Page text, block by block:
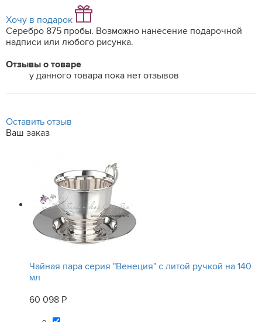
Хочу в подарок
Серебро 875 пробы. Возможно нанесение подарочной
надписи или любого рисунка.
Отзывы о товаре
у данного товара пока нет отзывов
Оставить отзыв
Ваш заказ
Чайная пара серия "Венеция" с литой ручкой на 140
мл
60 098 Р